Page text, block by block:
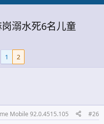
溺水死6名儿童
1 2
Mobile 92.0.4515.105 #26